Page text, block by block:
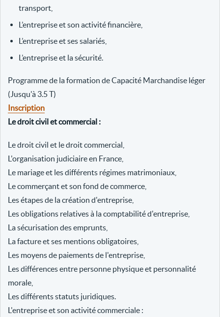
transport,
L’entreprise et son activité financière,
L’entreprise et ses salariés,
L’entreprise et la sécurité.
Programme de la formation de Capacité Marchandise léger
(Jusqu'à 3.5 T)
Inscription
Le droit civil et commercial :
Le droit civil et le droit commercial,
L'organisation judiciaire en France,
Le mariage et les différents régimes matrimoniaux,
Le commerçant et son fond de commerce,
Les étapes de la création d'entreprise,
Les obligations relatives à la comptabilité d'entreprise,
La sécurisation des emprunts,
La facture et ses mentions obligatoires,
Les moyens de paiements de l'entreprise,
Les différences entre personne physique et personnalité
morale,
Les différents statuts juridiques.
L'entreprise et son activité commerciale :